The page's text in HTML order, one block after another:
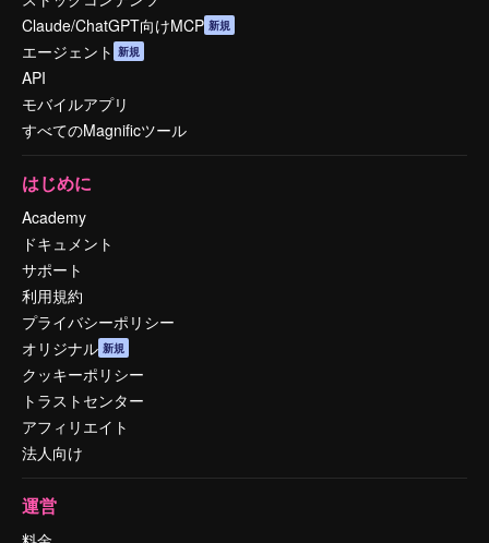
Claude/ChatGPT向けMCP 新規
エージェント 新規
API
モバイルアプリ
すべてのMagnificツール
はじめに
Academy
ドキュメント
サポート
利用規約
プライバシーポリシー
オリジナル 新規
クッキーポリシー
トラストセンター
アフィリエイト
法人向け
運営